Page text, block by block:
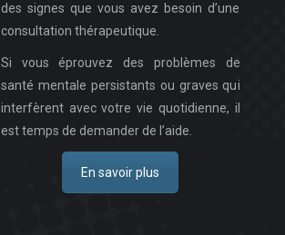
des signes que vous avez besoin d’une
consultation thérapeutique.
Si vous éprouvez des problèmes de
santé mentale persistants ou graves qui
interfèrent avec votre vie quotidienne, il
est temps de demander de l’aide.
En savoir plus